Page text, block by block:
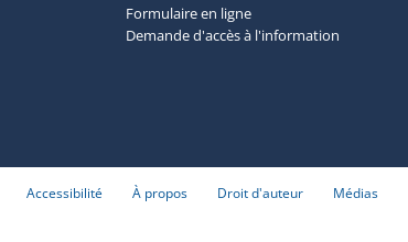
Formulaire en ligne
Demande d'accès à l'information
Accessibilité À propos Droit d'auteur Médias